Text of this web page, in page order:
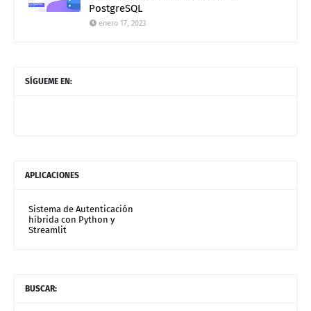
PostgreSQL
enero 17, 2023
SÍGUEME EN:
APLICACIONES
Sistema de Autenticación
híbrida con Python y
Streamlit
BUSCAR: